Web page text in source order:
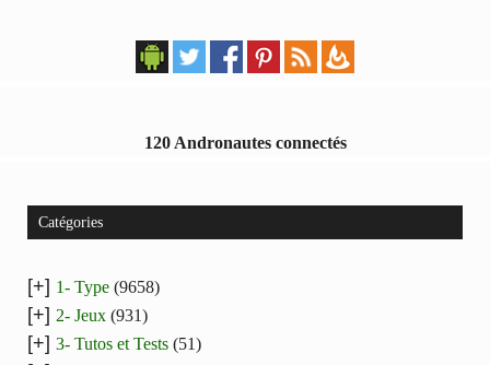
120 Andronautes connectés
Catégories
[+] 1- Type (9658)
[+] 2- Jeux (931)
[+] 3- Tutos et Tests (51)